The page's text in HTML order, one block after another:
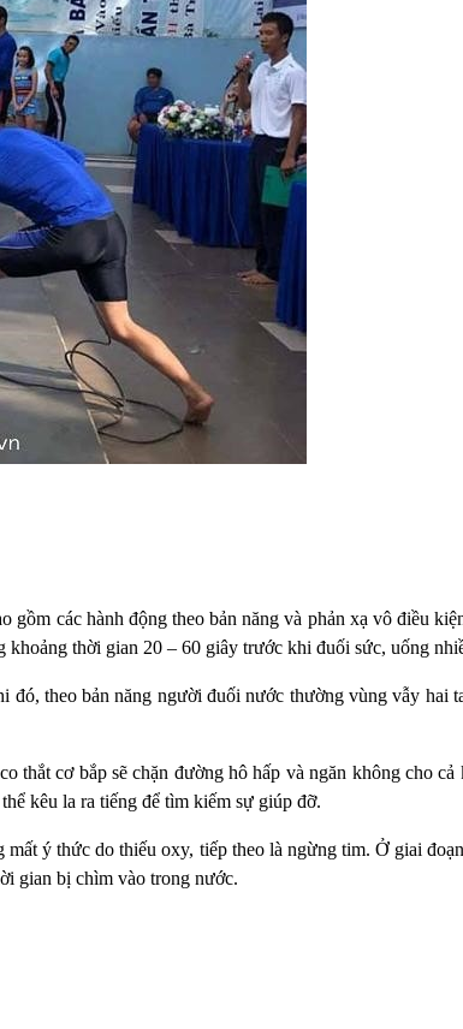
các hành động theo bản năng và phản xạ vô điều
thời gian 20 – 60 giây trước khi đuối sức, uống
theo bản năng người đuối nước thường vùng vẫy hai
thắt cơ bắp sẽ chặn đường hô hấp và ngăn không cho
kêu la ra tiếng để tìm kiếm sự giúp đỡ.
ý thức do thiếu oxy, tiếp theo là ngừng tim. Ở giai
gian bị chìm vào trong nước.